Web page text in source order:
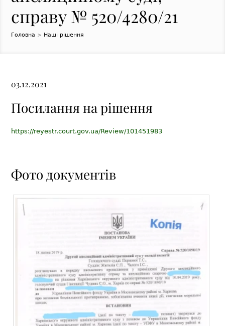
справу № 520/4280/21
Головна > Наші рішення
03.12.2021
Посилання на рішення
https://reyestr.court.gov.ua/Review/101451983
Фото документів